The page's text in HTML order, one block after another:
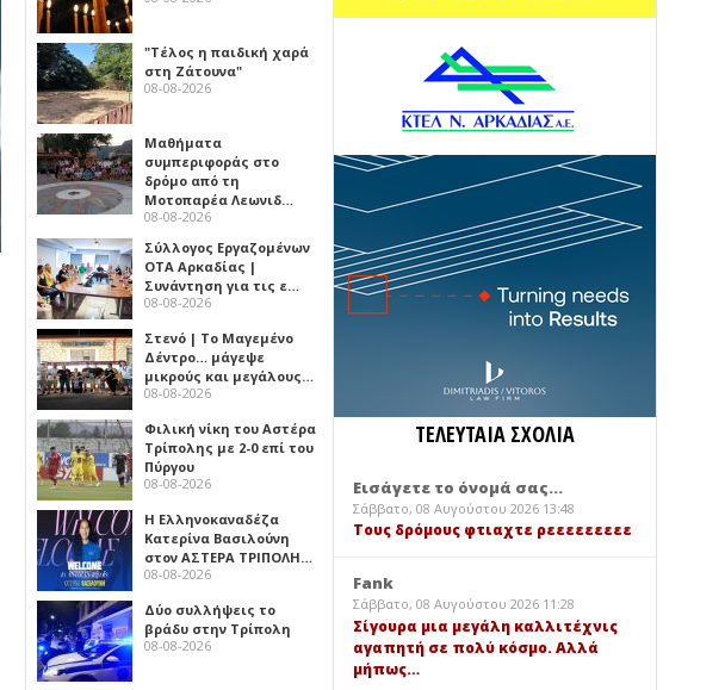
"Τέλος η παιδική χαρά
στη Ζάτουνα"
08-08-2026
Μαθήματα
συμπεριφοράς στο
δρόμο από τη
Μοτοπαρέα Λεωνιδ…
08-08-2026
Σύλλογος Εργαζομένων
ΟΤΑ Αρκαδίας |
Συνάντηση για τις ε…
08-08-2026
Στενό | Το Μαγεμένο
Δέντρο… μάγεψε
μικρούς και μεγάλους…
08-08-2026
Φιλική νίκη του Αστέρα
Τρίπολης με 2-0 επί του
Πύργου
08-08-2026
Η Ελληνοκαναδέζα
Κατερίνα Βασιλούνη
στον ΑΣΤΕΡΑ ΤΡΙΠΟΛΗ…
08-08-2026
Δύο συλλήψεις το
βράδυ στην Τρίπολη
08-08-2026
ΤΕΛΕΥΤΑΙΑ ΣΧΟΛΙΑ
Εισάγετε το όνομά σας...
Σάββατο, 08 Αυγούστου 2026 13:48
Τους δρόμους φτιαχτε ρεεεεεεεεε
Fank
Σάββατο, 08 Αυγούστου 2026 11:28
Σίγουρα μια μεγάλη καλλιτέχνις
αγαπητή σε πολύ κόσμο. Αλλά
μήπως…